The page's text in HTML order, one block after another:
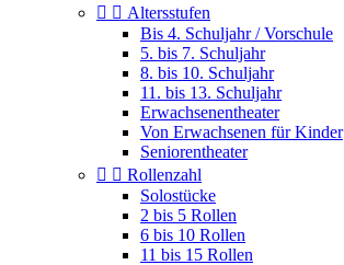
  Altersstufen
Bis 4. Schuljahr / Vorschule
5. bis 7. Schuljahr
8. bis 10. Schuljahr
11. bis 13. Schuljahr
Erwachsenentheater
Von Erwachsenen für Kinder
Seniorentheater
  Rollenzahl
Solostücke
2 bis 5 Rollen
6 bis 10 Rollen
11 bis 15 Rollen